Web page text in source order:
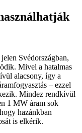
Svédországban,
Mivel a hatalmas
alacsony, így a
– ezzel
Mindez rendkívül
1 MW áram sok
hazánkban
is elkérik.